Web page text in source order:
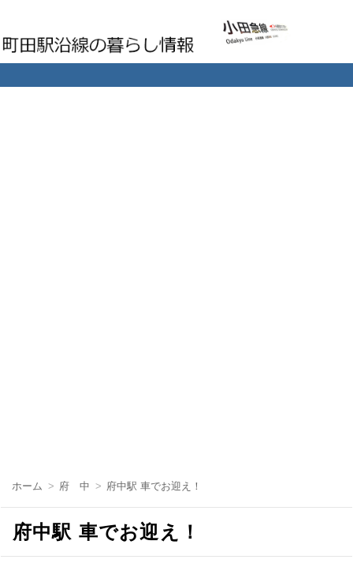
ホーム 府 中 府中駅 車でお迎え！
府中駅 車でお迎え！